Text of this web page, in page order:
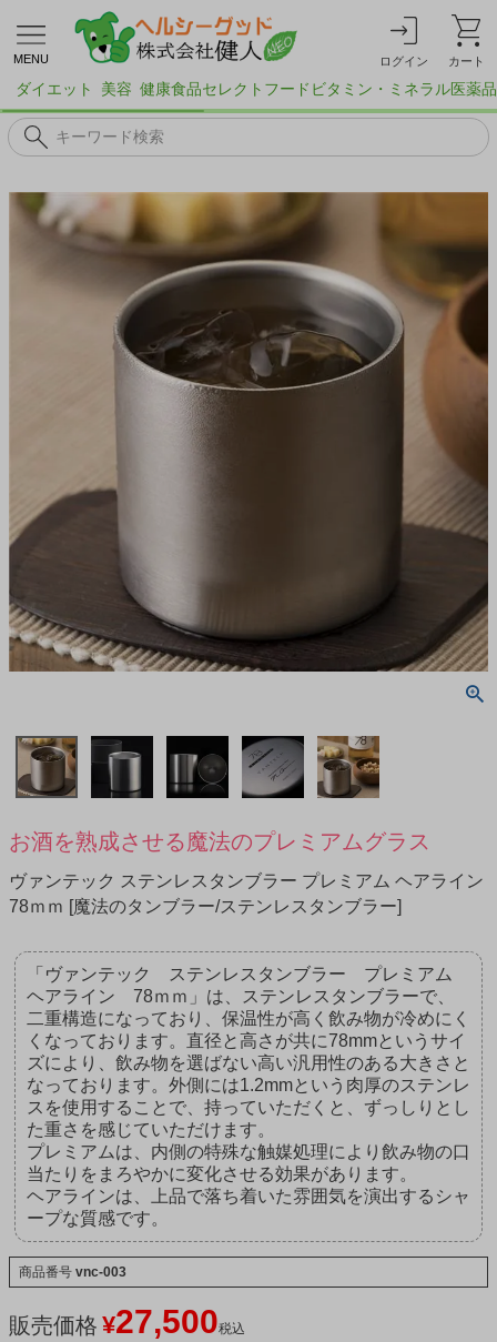
MENU ログイン カート
ダイエット 美容 健康食品セレクトフード ビタミン・ミネラル医薬品
お酒を熟成させる魔法のプレミアムグラス
ヴァンテック ステンレスタンブラー プレミアム ヘアライン
78ｍｍ [魔法のタンブラー/ステンレスタンブラー]
「ヴァンテック ステンレスタンブラー プレミアム
ヘアライン 78ｍｍ」は、ステンレスタンブラーで、
二重構造になっており、保温性が高く飲み物が冷めにく
くなっております。直径と高さが共に78mmというサイ
ズにより、飲み物を選ばない高い汎用性のある大きさと
なっております。外側には1.2mmという肉厚のステンレ
スを使用することで、持っていただくと、ずっしりとし
た重さを感じていただけます。
プレミアムは、内側の特殊な触媒処理により飲み物の口
当たりをまろやかに変化させる効果があります。
ヘアラインは、上品で落ち着いた雰囲気を演出するシャ
ープな質感です。
商品番号 vnc-003
販売価格 ¥27,500税込